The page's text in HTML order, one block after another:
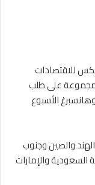
للاقتصادات
الثاني ٢٠٢٤، وافقت المجموعة على طلب
الأسبوع
والصين وجنوب
السعودية والإمارات